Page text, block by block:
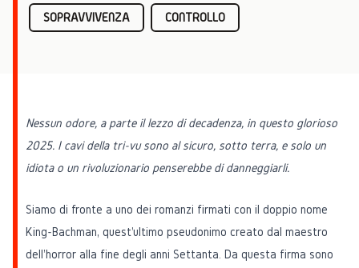
SOPRAVVIVENZA CONTROLLO
Nessun odore, a parte il lezzo di decadenza, in questo glorioso
2025. I cavi della tri-vu sono al sicuro, sotto terra, e solo un
idiota o un rivoluzionario penserebbe di danneggiarli.
Siamo di fronte a uno dei romanzi firmati con il doppio nome
King-Bachman, quest'ultimo pseudonimo creato dal maestro
dell'horror alla fine degli anni Settanta. Da questa firma sono